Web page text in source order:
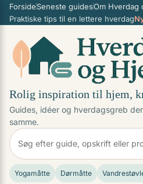
Spring til indhold
ForsideSeneste guidesOm Hverdag
Praktiske tips til en lettere hverdag
Rolig inspiration til hjem,
Guides, idéer og hverdagsgreb
samme.
Yogamåtte Dørmåtte